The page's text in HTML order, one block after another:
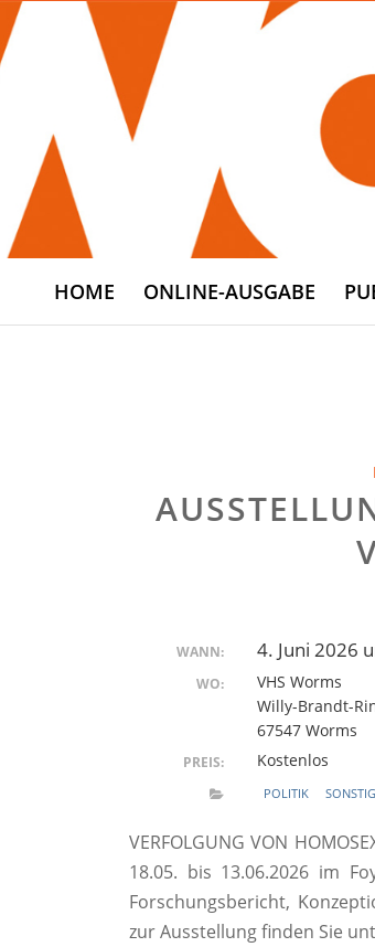
HOME ONLINE-AUSGABE
WANN: 4. Juni 2026
WO:
VHS Worms
Willy-Brandt-
67547 Worms
PREIS: Kostenlos
POLITIK
VERFOLGUNG VON
18.05. bis 13.06.2026 im
Forschungsbericht,
zur Ausstellung finden Sie